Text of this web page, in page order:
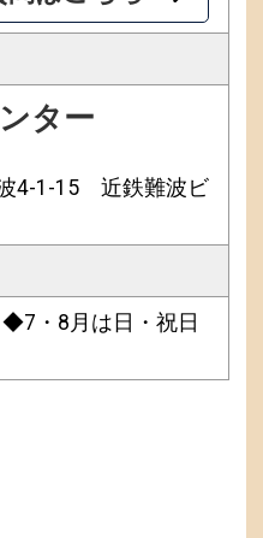
ター
4-1-15 近鉄難波ビ
・8月は日・祝日